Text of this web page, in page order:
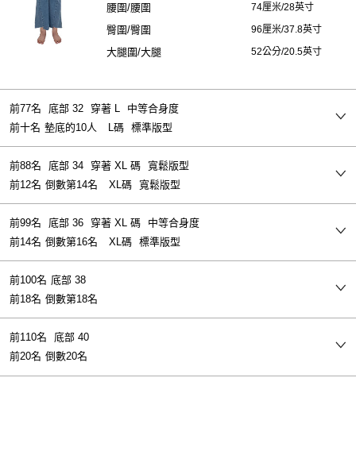
腰圍/腰圍 74厘米/28英寸
臀圍/臀圍 96厘米/37.8英寸
大腿圍/大腿 52公分/20.5英寸
前77名 底部 32 穿著 L
中等合身度
前十名 墊底的10人 L碼 標準版型
前88名 底部 34 穿著 XL 碼
寬鬆版型
前12名 倒數第14名 XL碼 寬鬆版型
前99名 底部 36 穿著 XL 碼
中等合身度
前14名 倒數第16名 XL碼 標準版型
前100名 底部 38
前18名 倒數第18名
前110名
底部 40
前20名 倒數20名